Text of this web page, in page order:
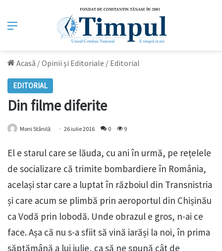
Meniu
Acasă /Opinii și Editoriale / Editorial
EDITORIAL
Din filme diferite
Moni Stănilă 26 iulie 2016 0 9
El e starul care se lăuda, cu ani în urmă, pe rețelele
de socializare că trimite bombardiere în România,
același star care a luptat în războiul din Transnistria
și care acum se plimbă prin aeroportul din Chișinău
ca Vodă prin lobodă. Unde obrazul e gros, n-ai ce
face. Așa că nu s-a sfiit să vină iarăși la noi, în prima
săptămână a lui iulie, ca să ne spună cât de